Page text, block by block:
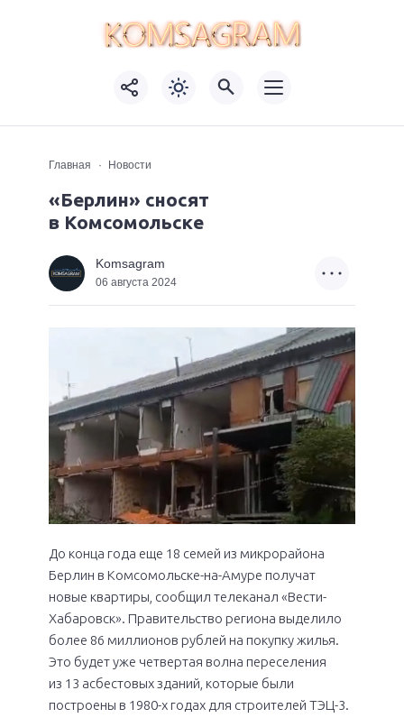
Главная Новости
«Берлин» сносят
в Комсомольске
Komsagram
06 августа 2024
До конца года еще 18 семей из микрорайона
Берлин в Комсомольске-на-Амуре получат
новые квартиры, сообщил телеканал «Вести-
Хабаровск». Правительство региона выделило
более 86 миллионов рублей на покупку жилья.
Это будет уже четвертая волна переселения
из 13 асбестовых зданий, которые были
построены в 1980-х годах для строителей ТЭЦ-3.